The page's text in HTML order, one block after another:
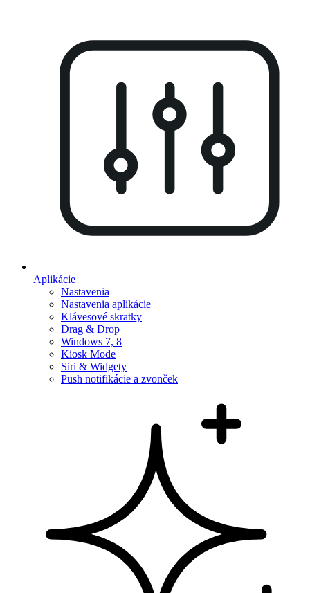
Aplikácie
Nastavenia
Nastavenia aplikácie
Klávesové skratky
Drag & Drop
Windows 7, 8
Kiosk Mode
Siri & Widgety
Push notifikácie a zvonček